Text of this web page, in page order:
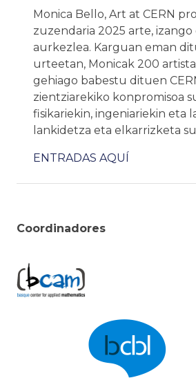
Monica Bello, Art at CERN
zuzendaria 2025 arte,
aurkezlea. Karguan eman
urteetan, Monicak 200
gehiago babestu dituen
zientziarekiko konpromisoa
fisikariekin, ingeniariekin eta
lankidetza eta elkarrizketa
ENTRADAS AQUÍ
Coordinadores